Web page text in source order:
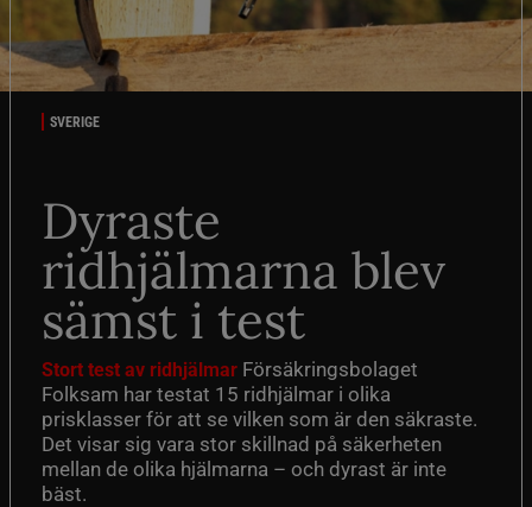
SVERIGE
Dyraste
ridhjälmarna blev
sämst i test
Stort test av ridhjälmar Försäkringsbolaget
Folksam har testat 15 ridhjälmar i olika
prisklasser för att se vilken som är den säkraste.
Det visar sig vara stor skillnad på säkerheten
mellan de olika hjälmarna – och dyrast är inte
bäst.